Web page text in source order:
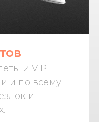
и VIP
и по всему
и